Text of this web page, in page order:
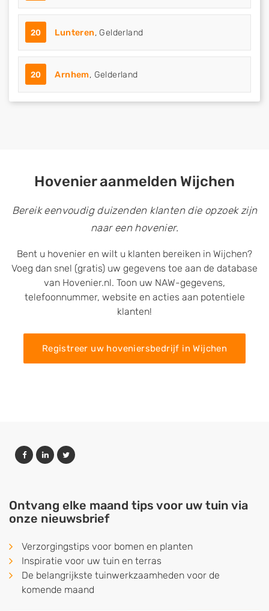
20 Lunteren, Gelderland
20 Arnhem, Gelderland
Hovenier aanmelden Wijchen
Bereik eenvoudig duizenden klanten die opzoek zijn
naar een hovenier.
Bent u hovenier en wilt u klanten bereiken in Wijchen?
Voeg dan snel (gratis) uw gegevens toe aan de database
van Hovenier.nl. Toon uw NAW-gegevens,
telefoonnummer, website en acties aan potentiele
klanten!
Registreer uw hoveniersbedrijf in Wijchen
Ontvang elke maand tips voor uw tuin via
onze nieuwsbrief
Verzorgingstips voor bomen en planten
Inspiratie voor uw tuin en terras
De belangrijkste tuinwerkzaamheden voor de
komende maand